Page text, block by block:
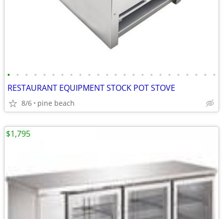
• • • • • • • • • • • • • • • • • • • • • • • •
RESTAURANT EQUIPMENT STOCK POT STOVE
8/6 pine beach
$1,795